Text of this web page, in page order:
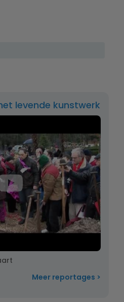
levende kunstwerk
Meer reportages